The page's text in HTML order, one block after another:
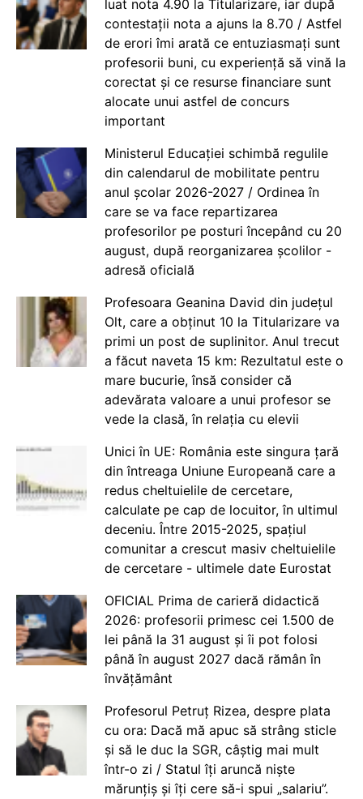
luat nota 4.90 la Titularizare, iar după
contestații nota a ajuns la 8.70 / Astfel
de erori îmi arată ce entuziasmați sunt
profesorii buni, cu experiență să vină la
corectat și ce resurse financiare sunt
alocate unui astfel de concurs
important
Ministerul Educației schimbă regulile
din calendarul de mobilitate pentru
anul școlar 2026-2027 / Ordinea în
care se va face repartizarea
profesorilor pe posturi începând cu 20
august, după reorganizarea școlilor -
adresă oficială
Profesoara Geanina David din județul
Olt, care a obținut 10 la Titularizare va
primi un post de suplinitor. Anul trecut
a făcut naveta 15 km: Rezultatul este o
mare bucurie, însă consider că
adevărata valoare a unui profesor se
vede la clasă, în relația cu elevii
Unici în UE: România este singura țară
din întreaga Uniune Europeană care a
redus cheltuielile de cercetare,
calculate pe cap de locuitor, în ultimul
deceniu. Între 2015-2025, spațiul
comunitar a crescut masiv cheltuielile
de cercetare - ultimele date Eurostat
OFICIAL Prima de carieră didactică
2026: profesorii primesc cei 1.500 de
lei până la 31 august și îi pot folosi
până în august 2027 dacă rămân în
învățământ
Profesorul Petruț Rizea, despre plata
cu ora: Dacă mă apuc să strâng sticle
și să le duc la SGR, câștig mai mult
într-o zi / Statul îți aruncă niște
mărunțiș și îți cere să-i spui „salariu”.